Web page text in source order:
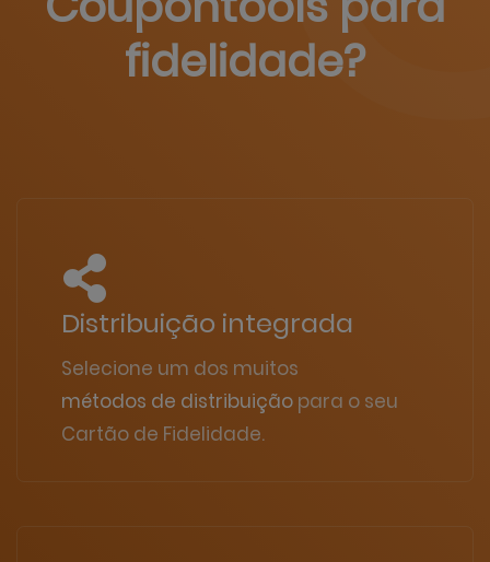
fidelidade?
Distribuição integrada
Selecione um dos muitos
métodos de distribuição para o seu
Cartão de Fidelidade.